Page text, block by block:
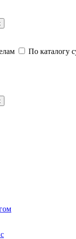
По каталогу